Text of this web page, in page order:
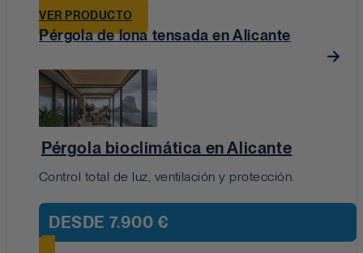
VER PRODUCTO
Pérgola de lona tensada en Alicante
Pérgola bioclimática en Alicante
Control total de luz, ventilación y protección.
DESDE 7.900 €